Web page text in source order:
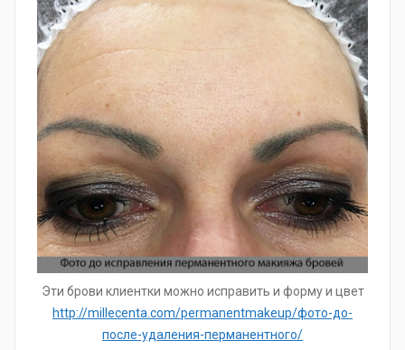
Эти брови клиентки можно исправить и форму и цвет
http://millecenta.com/permanentmakeup/фото-до-
после-удаления-перманентного/